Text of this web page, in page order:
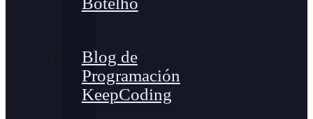
Blog de
Programación
KeepCoding